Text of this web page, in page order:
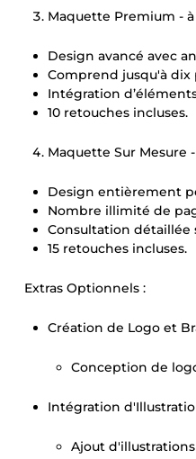
Maquette Premium - à
Design avancé avec
Comprend jusqu'à dix
Intégration
10 retouches incluses.
Maquette Sur Mesure -
Design entièrement
Nombre illimité de
Consultation
15 retouches incluses.
Extras Optionnels :
Création de Logo et
Conception de
Intégration
Ajout